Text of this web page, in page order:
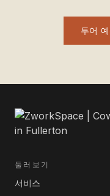
투어
둘러보기
서비스